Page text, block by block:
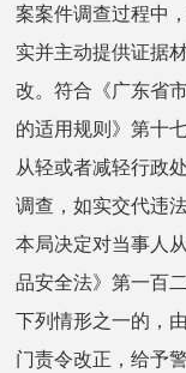
案案件调查过程中
实并主动提供证据
改。符合《广东省
的适用规则》第十
从轻或者减轻行政
调查，如实交代违
本局决定对当事人
品安全法》第一百
下列情形之一的，
门责令改正，给予